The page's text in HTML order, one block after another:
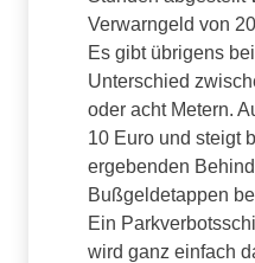
Verwarngeld von
Es gibt übrigens
Unterschied
oder acht Metern.
10 Euro und steigt
ergebenden
Bußgeldetappen
Ein
wird ganz einfach